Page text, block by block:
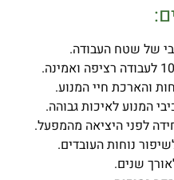
של שטח העבודה.
והארכת חיי המנוע.
המנוע לאיכות גבוהה.
לפני היציאה מהמפעל.
נוחות העובדים.
שנים.